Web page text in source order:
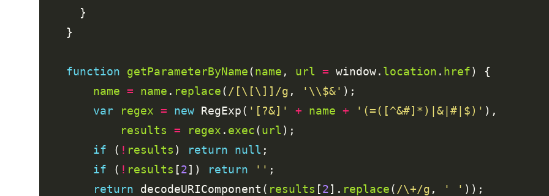
function getParameterByName(name , url = window. location . href
name = name . replace( /[\[\]]/g , '\\$&'
var
regex = new RegExp( '[?&]' + name + '(=([^&#]*)|&|#|$)'
results
= regex . exec(url
if ( ! results ) return null
if ( ! results [2]) return ''
return decodeURIComponent( results [2]. replace( /\+/g , ' '